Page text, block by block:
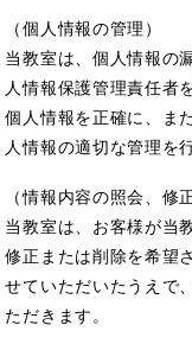
（個人情報の管理）
当教室は、個人情報の
人情報保護管理責任者
個人情報を正確に、ま
人情報の適切な管理を
（情報内容の照会、修
当教室は、お客様が当
修正または削除を希望
せていただいたうえで
ただきます。